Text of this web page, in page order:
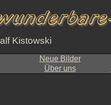
Kistowski
Neue Bilder
Über uns